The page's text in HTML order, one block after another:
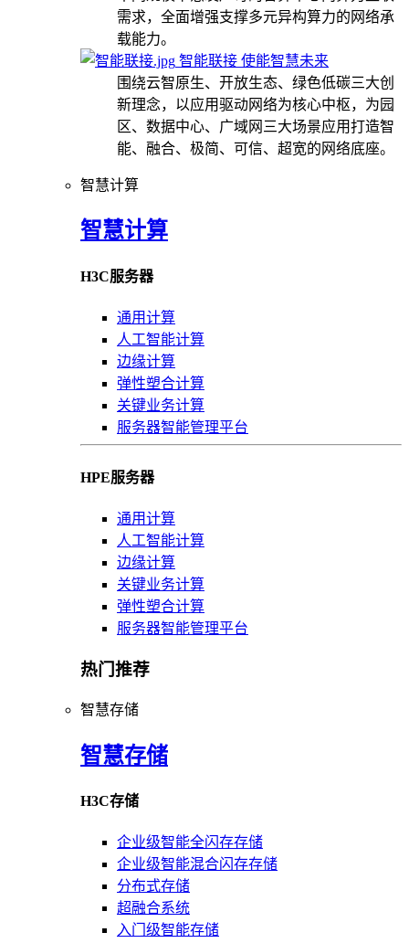
需求，全面增强支撑多元异构算力的网络承
载能力。
智能联接 使能智慧未来
围绕云智原生、开放生态、绿色低碳三大创
新理念，以应用驱动网络为核心中枢，为园
区、数据中心、广域网三大场景应用打造智
能、融合、极简、可信、超宽的网络底座。
智慧计算
智慧计算
H3C服务器
通用计算
人工智能计算
边缘计算
弹性塑合计算
关键业务计算
服务器智能管理平台
HPE服务器
通用计算
人工智能计算
边缘计算
关键业务计算
弹性塑合计算
服务器智能管理平台
热门推荐
智慧存储
智慧存储
H3C存储
企业级智能全闪存存储
企业级智能混合闪存存储
分布式存储
超融合系统
入门级智能存储